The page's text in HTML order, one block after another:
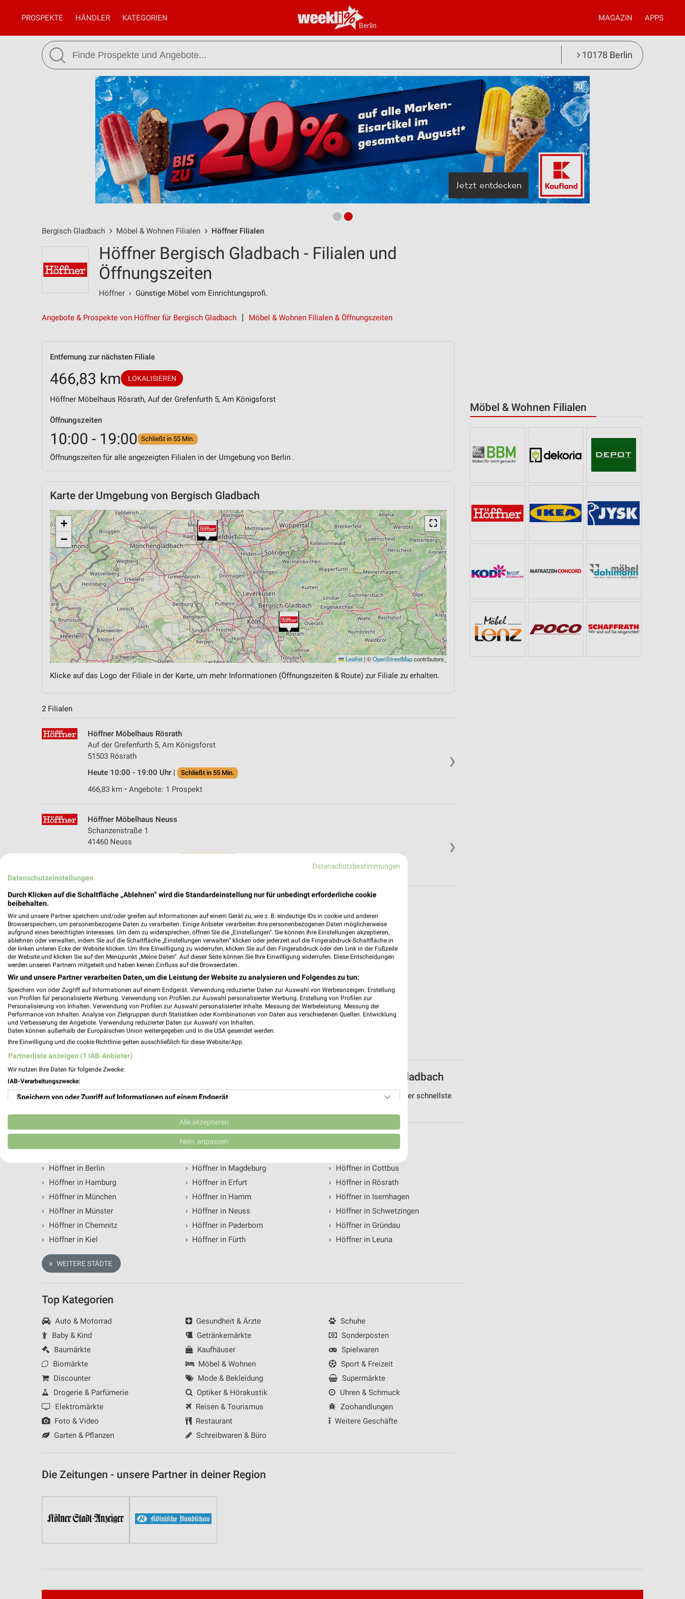
Berlin
PROSPEKTE HÄNDLER KATEGORIEN MAGAZIN APPS
10178 Berlin
Bergisch Gladbach Möbel & Wohnen Filialen Höffner Filialen
Möbel & Wohnen Filialen
Höffner Bergisch Gladbach - Filialen und
Öffnungszeiten
Höffner › Günstige Möbel vom Einrichtungsprofi.
Angebote & Prospekte von Höffner für Bergisch Gladbach Möbel & Wohnen Filialen & Öffnungszeiten
Entfernung zur nächsten Filiale
466,83 km LOKALISIEREN
Höffner Möbelhaus Rösrath, Auf der Grefenfurth 5, Am Königsforst
Öffnungszeiten
10:00 - 19:00 Schließt in 55 Min.
Öffnungszeiten für alle angezeigten Filialen in der Umgebung von Berlin .
Karte der Umgebung von Bergisch Gladbach
⛶
+
−
Leaflet | ©OpenStreetMapcontributors
Klicke auf das Logo der Filiale in der Karte, um mehr Informationen (Öffnungszeiten & Route) zur Filiale zu erhalten.
2 Filialen
❯
Höffner Möbelhaus Rösrath
Auf der Grefenfurth 5, Am Königsforst
51503 Rösrath
Heute 10:00 - 19:00 Uhr |
Schließt in 55 Min.
466,83 km • Angebote: 1 Prospekt
❯
Höffner Möbelhaus Neuss
Schanzenstraße 1
41460 Neuss
482,06 km • Angebote: 1 Prospekt
Alle Filialen, Adressen und Öffnungszeiten von Höffner in und um Bergisch Gladbach
Filialen und Öffnungszeiten von Höffner in der Umgebung von Bergisch Gladbach sortiert nach Entfernung. Der schnellste
Höffner Filialen & Öffnungszeiten in folgenden Städten
›
Höffner in Berlin
›
Höffner in Hamburg
›
Höffner in München
›
Höffner in Münster
›
Höffner in Chemnitz
›
Höffner in Kiel
› Höffner in Magdeburg
› Höffner in Erfurt
› Höffner in Hamm
› Höffner in Neuss
› Höffner in Paderborn
› Höffner in Fürth
›
Höffner in Cottbus
›
Höffner in Rösrath
›
Höffner in Isernhagen
›
Höffner in Schwetzingen
›
Höffner in Gründau
›
Höffner in Leuna
WEITERE STÄDTE
Top Kategorien
Auto & Motorrad
Baby & Kind
Baumärkte
Biomärkte
Discounter
Drogerie & Parfümerie
Elektromärkte
Foto & Video
Garten & Pflanzen
Gesundheit & Ärzte
Getränkemärkte
Kaufhäuser
Möbel & Wohnen
Mode & Bekleidung
Optiker & Hörakustik
Reisen & Tourismus
Restaurant
Schreibwaren & Büro
Schuhe
Sonderposten
Spielwaren
Sport & Freizeit
Supermärkte
Uhren & Schmuck
Zoohandlungen
Weitere Geschäfte
Die Zeitungen - unsere Partner in deiner Region
Datenschutzbestimmungen
Datenschutzeinstellungen
Durch Klicken auf die Schaltfläche „Ablehnen“ wird die Standardeinstellung nur für unbedingt erforderliche cookie
beibehalten.
Wir und unsere Partner speichern und/oder greifen auf Informationen auf einem Gerät zu, wie z. B. eindeutige IDs in cookie und anderen
Browserspeichern, um personenbezogene Daten zu verarbeiten. Einige Anbieter verarbeiten Ihre personenbezogenen Daten möglicherweise
aufgrund eines berechtigten Interesses. Um dem zu widersprechen, öffnen Sie die „Einstellungen“. Sie können Ihre Einstellungen akzeptieren,
ablehnen oder verwalten, indem Sie auf die Schaltfläche „Einstellungen verwalten“ klicken oder jederzeit auf die Fingerabdruck-Schaltfläche in
der linken unteren Ecke der Website klicken. Um Ihre Einwilligung zu widerrufen, klicken Sie auf den Fingerabdruck oder den Link in der Fußzeile
der Website und klicken Sie auf den Menüpunkt „Meine Daten“. Auf dieser Seite können Sie Ihre Einwilligung widerrufen. Diese Entscheidungen
werden unseren Partnern mitgeteilt und haben keinen Einfluss auf die Browserdaten.
Wir und unsere Partner verarbeiten Daten, um die Leistung der Website zu analysieren und Folgendes zu tun:
Speichern von oder Zugriff auf Informationen auf einem Endgerät. Verwendung reduzierter Daten zur Auswahl von Werbeanzeigen. Erstellung
von Profilen für personalisierte Werbung. Verwendung von Profilen zur Auswahl personalisierter Werbung. Erstellung von Profilen zur
Personalisierung von Inhalten. Verwendung von Profilen zur Auswahl personalisierter Inhalte. Messung der Werbeleistung. Messung der
Performance von Inhalten. Analyse von Zielgruppen durch Statistiken oder Kombinationen von Daten aus verschiedenen Quellen. Entwicklung
und Verbesserung der Angebote. Verwendung reduzierter Daten zur Auswahl von Inhalten.
Daten können außerhalb der Europäischen Union weitergegeben und in die USA gesendet werden.
Ihre Einwilligung und die cookie Richtlinie gelten ausschließlich für diese Website/App.
Partnerliste anzeigen (1 IAB-Anbieter)
Wir nutzen Ihre Daten für folgende Zwecke:
IAB-Verarbeitungszwecke:
Speichern von oder Zugriff auf Informationen auf einem Endgerät
Verwendung reduzierter Daten zur Auswahl von Werbeanzeigen
Erstellung von Profilen für personalisierte Werbung
Erstellung von Profilen zur Personalisierung von Inhalten
Verwendung von Profilen zur Auswahl personalisierter Inhalte
Messung der Werbeleistung
Messung der Performance von Inhalten
Analyse von Zielgruppen durch Statistiken oder Kombinationen von Daten aus verschiedenen
Entwicklung und Verbesserung der Angebote
IAB-Besonderheiten:
Verwendung genauer Standortdaten
Geräte anhand von aktiv angeforderten Informationen identifizieren
Performance
Alle akzeptieren
Nein, anpassen